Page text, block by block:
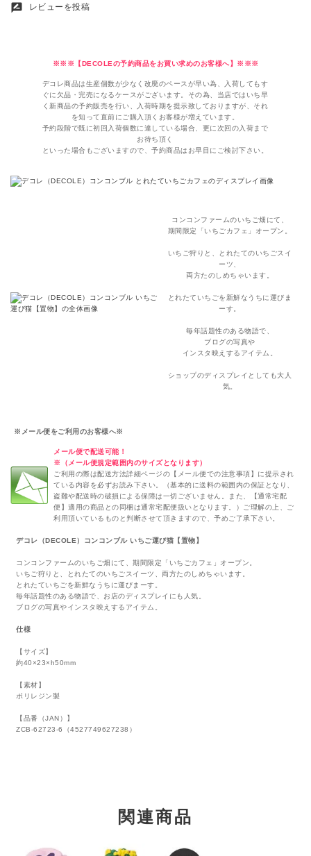
rate_review レビューを投稿
※※※【DECOLEの予約商品をお買い求めのお客様へ】※※※
デコレ商品は生産個数が少なく改廃のペースが早い為、入荷してもす
ぐに欠品・完売になるケースがございます。その為、当店ではいち早
く新商品の予約販売を行い、入荷時期を提示致しておりますが、それ
を知って直前にご購入頂くお客様が増えています。
予約段階で既に初回入荷個数に達している場合、更に次回の入荷まで
お待ち頂く
といった場合もございますので、予約商品はお早目にご検討下さい。
コンコンファームのいちご畑にて、
期間限定「いちごカフェ」オープン。
いちご狩りと、とれたてのいちごスイ
ーツ、
両方たのしめちゃいます。
とれたていちごを新鮮なうちに運びま
ーす。
毎年話題性のある物語で、
ブログの写真や
インスタ映えするアイテム。
ショップのディスプレイとしても大人
気。
※メール便をご利用のお客様へ※
メール便で配送可能！
※（メール便規定範囲内のサイズとなります）
ご利用の際は配送方法詳細ページの【メール便での注意事項】に提示され
ている内容を必ずお読み下さい。（基本的に送料の範囲内の保証となり、
盗難や配送時の破損による保障は一切ございません。また、【通常宅配
便】適用の商品との同梱は通常宅配便扱いとなります。）ご理解の上、ご
利用頂いているものと判断させて頂きますので、予めご了承下さい。
デコレ（DECOLE）コンコンブル いちご運び猫【置物】
コンコンファームのいちご畑にて、期間限定「いちごカフェ」オープン。
いちご狩りと、とれたてのいちごスイーツ、両方たのしめちゃいます。
とれたていちごを新鮮なうちに運びまーす。
毎年話題性のある物語で、お店のディスプレイにも人気。
ブログの写真やインスタ映えするアイテム。
仕様
【サイズ】
約40×23×h50mm
【素材】
ポリレジン製
【品番（JAN）】
ZCB-62723-6（4527749627238）
関連商品